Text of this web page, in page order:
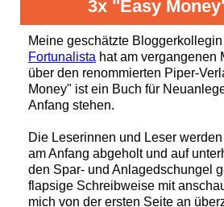
3x "Easy
Meine geschätzte
Fortunalista hat am vergangenen
über den renommierten Piper-
Money" ist ein Buch für
Anfang stehen.
Die Leserinnen und Leser
am Anfang abgeholt und auf
den Spar- und Anlagedschungel
flapsige Schreibweise mit
mich von der ersten Seite an